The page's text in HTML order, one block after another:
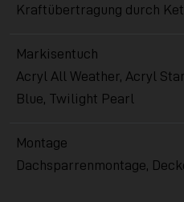
Kraftübertragung durch
Markisentuch
Acryl All Weather, Acryl
Blue, Twilight Pearl
Montage
Dachsparrenmontage,